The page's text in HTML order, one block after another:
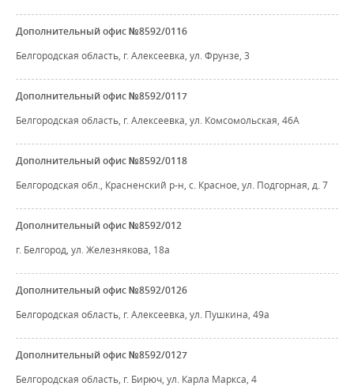
Дополнительный офис №8592/0116
Белгородская область, г. Алексеевка, ул. Фрунзе, 3
Дополнительный офис №8592/0117
Белгородская область, г. Алексеевка, ул. Комсомольская, 46А
Дополнительный офис №8592/0118
Белгородская обл., Красненский р-н, с. Красное, ул. Подгорная, д. 7
Дополнительный офис №8592/012
г. Белгород, ул. Железнякова, 18а
Дополнительный офис №8592/0126
Белгородская область, г. Алексеевка, ул. Пушкина, 49а
Дополнительный офис №8592/0127
Белгородская область, г. Бирюч, ул. Карла Маркса, 4